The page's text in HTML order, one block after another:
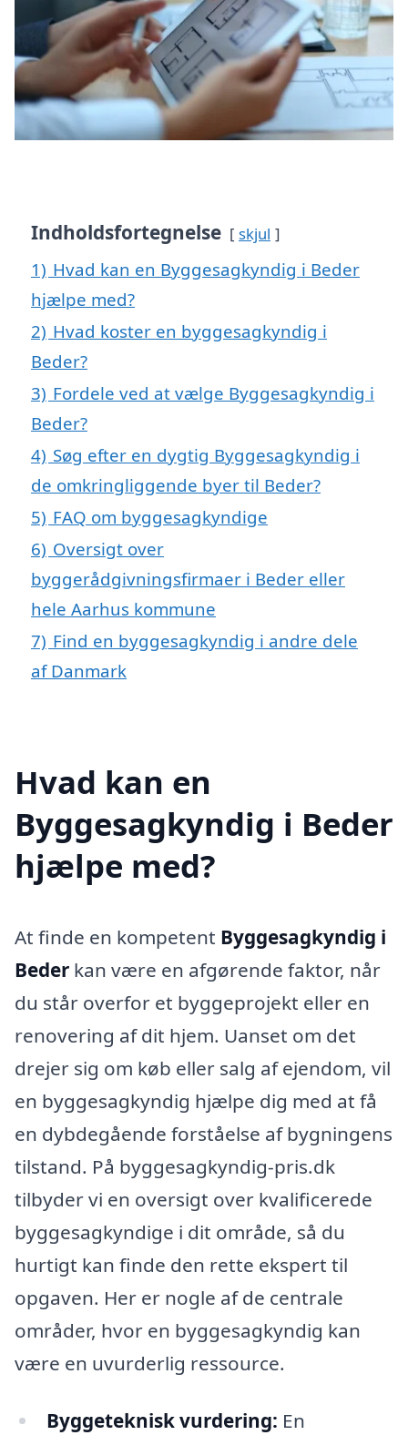
Indholdsfortegnelse skjul
1) Hvad kan en Byggesagkyndig i Beder
hjælpe med?
2) Hvad koster en byggesagkyndig i
Beder?
3) Fordele ved at vælge Byggesagkyndig i
Beder?
4) Søg efter en dygtig Byggesagkyndig i
de omkringliggende byer til Beder?
5) FAQ om byggesagkyndige
6) Oversigt over
byggerådgivningsfirmaer i Beder eller
hele Aarhus kommune
7) Find en byggesagkyndig i andre dele
af Danmark
Hvad kan en
Byggesagkyndig i Beder
hjælpe med?
At finde en kompetent Byggesagkyndig i
Beder kan være en afgørende faktor, når
du står overfor et byggeprojekt eller en
renovering af dit hjem. Uanset om det
drejer sig om køb eller salg af ejendom, vil
en byggesagkyndig hjælpe dig med at få
en dybdegående forståelse af bygningens
tilstand. På byggesagkyndig-pris.dk
tilbyder vi en oversigt over kvalificerede
byggesagkyndige i dit område, så du
hurtigt kan finde den rette ekspert til
opgaven. Her er nogle af de centrale
områder, hvor en byggesagkyndig kan
være en uvurderlig ressource.
Byggeteknisk vurdering: En